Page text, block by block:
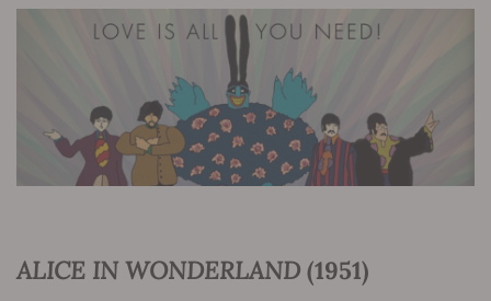
ALICE IN WONDERLAND (1951)